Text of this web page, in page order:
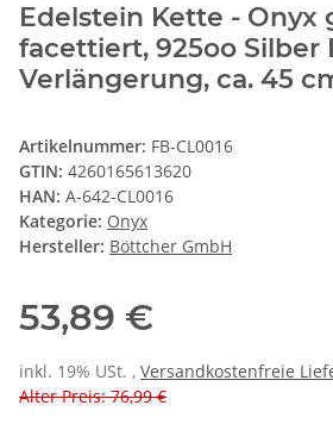
Edelstein Kette - Onyx
facettiert, 925oo Silber
Verlängerung, ca. 45
Artikelnummer: FB-CL0016
GTIN: 4260165613620
HAN: A-642-CL0016
Kategorie: Onyx
Hersteller: Böttcher GmbH
53,89 €
inkl. 19% USt. , Versandkostenfreie
Alter Preis: 76,99 €